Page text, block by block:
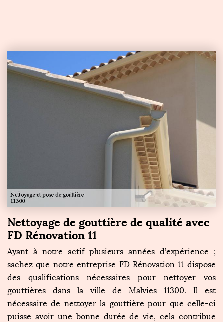
Nettoyage de gouttière de qualité avec
FD Rénovation 11
Ayant à notre actif plusieurs années d’expérience ;
sachez que notre entreprise FD Rénovation 11 dispose
des qualifications nécessaires pour nettoyer vos
gouttières dans la ville de Malvies 11300. Il est
nécessaire de nettoyer la gouttière pour que celle-ci
puisse avoir une bonne durée de vie, cela contribue